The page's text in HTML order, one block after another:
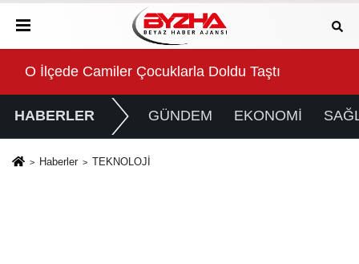
O İlçede Camiler Çocuklarla Doldu Taştı
HABERLER GÜNDEM EKONOMİ
Haberler TEKNOLOJİ